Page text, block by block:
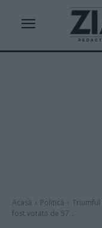
Acasă Politică
Triumful
fost votată de 57...